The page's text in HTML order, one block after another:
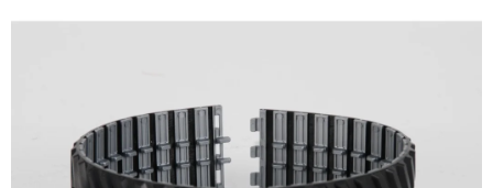
produktu